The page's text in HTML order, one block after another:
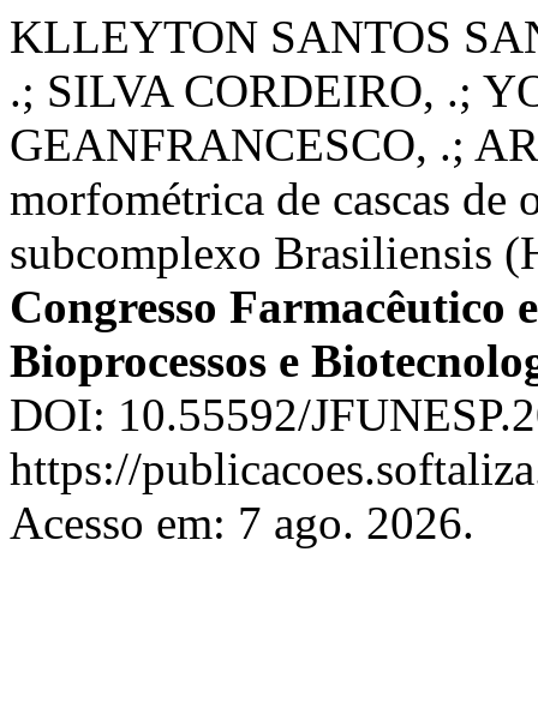
KLLEYTON SANTOS
.; SILVA CORDEIRO, .;
GEANFRANCESCO, .;
morfométrica de cascas de
subcomplexo Brasiliensis
Congresso Farmacêutico
Bioprocessos e
DOI: 10.55592/
https://
Acesso em: 7 ago. 2026.